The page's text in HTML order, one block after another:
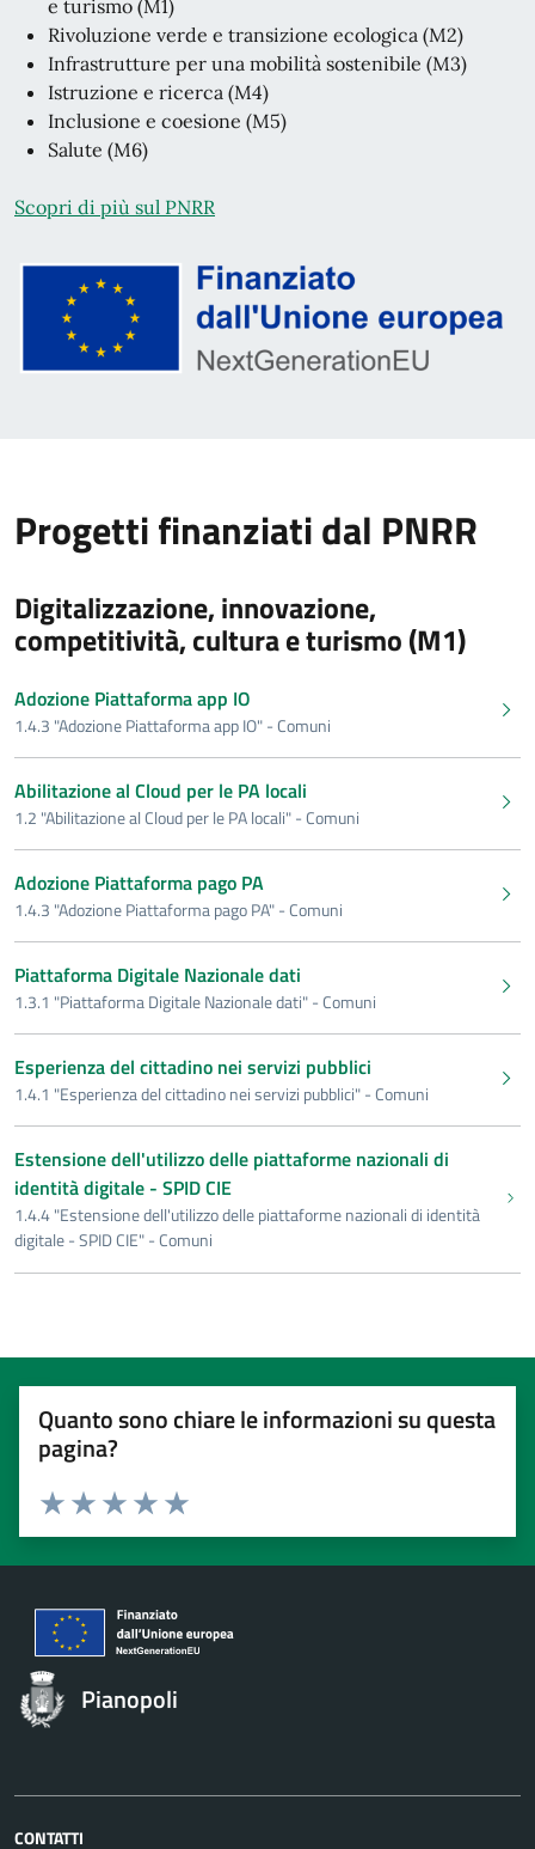
e turismo (M1)
Rivoluzione verde e transizione ecologica (M2)
Infrastrutture per una mobilità sostenibile (M3)
Istruzione e ricerca (M4)
Inclusione e coesione (M5)
Salute (M6)
Scopri di più sul PNRR
Progetti finanziati dal PNRR
Digitalizzazione, innovazione,
competitività, cultura e turismo (M1)
Adozione Piattaforma app IO
1.4.3 "Adozione Piattaforma app IO" - Comuni
Abilitazione al Cloud per le PA locali
1.2 "Abilitazione al Cloud per le PA locali" - Comuni
Adozione Piattaforma pago PA
1.4.3 "Adozione Piattaforma pago PA" - Comuni
Piattaforma Digitale Nazionale dati
1.3.1 "Piattaforma Digitale Nazionale dati" - Comuni
Esperienza del cittadino nei servizi pubblici
1.4.1 "Esperienza del cittadino nei servizi pubblici" - Comuni
Estensione dell'utilizzo delle piattaforme nazionali di
identità digitale - SPID CIE
1.4.4 "Estensione dell'utilizzo delle piattaforme nazionali di identità
digitale - SPID CIE" - Comuni
Quanto sono chiare le informazioni su questa
pagina?
Valuta 5 stelle su 5
Valuta 4 stelle su 5
Valuta 3 stelle su 5
Valuta 2 stelle su 5
Valuta 1 stelle su 5
Pianopoli
CONTATTI